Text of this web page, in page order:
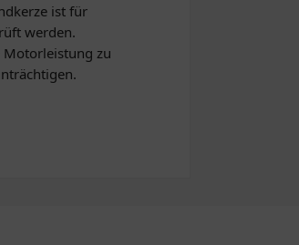
ist für
werden.
Motorleistung zu